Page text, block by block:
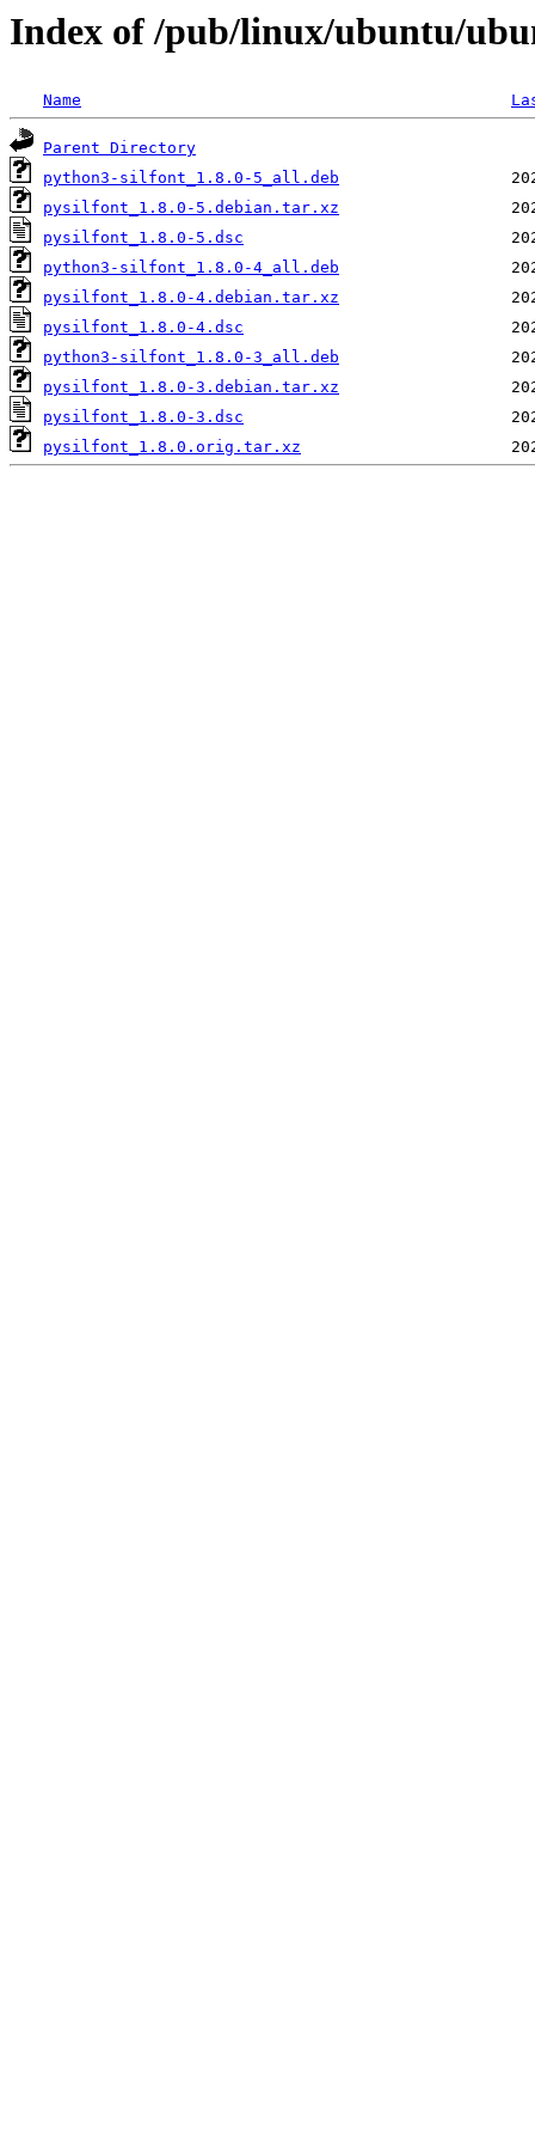
Index of /pub/linux/ubuntu/
Name
Parent Directory
python3-silfont_1.8.0-5_all.deb
pysilfont_1.8.0-5.debian.tar.xz
pysilfont_1.8.0-5.dsc
python3-silfont_1.8.0-4_all.deb
pysilfont_1.8.0-4.debian.tar.xz
pysilfont_1.8.0-4.dsc
python3-silfont_1.8.0-3_all.deb
pysilfont_1.8.0-3.debian.tar.xz
pysilfont_1.8.0-3.dsc
pysilfont_1.8.0.orig.tar.xz